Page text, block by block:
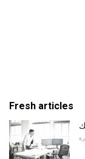
Fresh articles